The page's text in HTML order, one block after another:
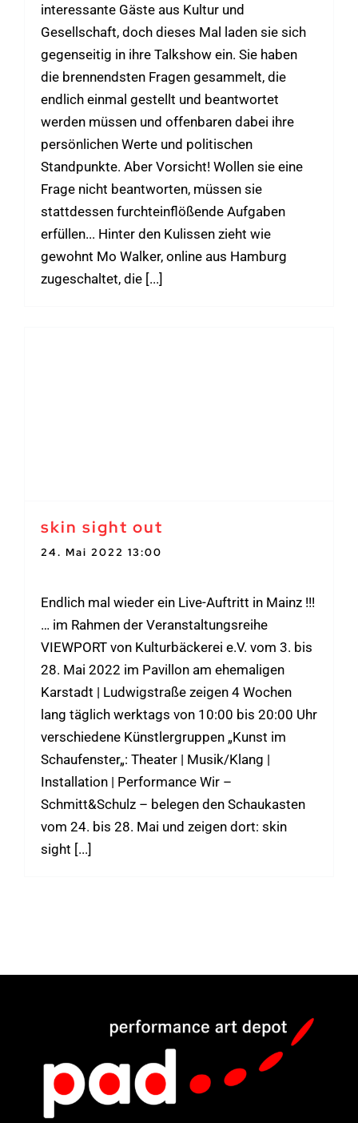
interessante Gäste aus Kultur und
Gesellschaft, doch dieses Mal laden sie sich
gegenseitig in ihre Talkshow ein. Sie haben
die brennendsten Fragen gesammelt, die
endlich einmal gestellt und beantwortet
werden müssen und offenbaren dabei ihre
persönlichen Werte und politischen
Standpunkte. Aber Vorsicht! Wollen sie eine
Frage nicht beantworten, müssen sie
stattdessen furchteinflößende Aufgaben
erfüllen... Hinter den Kulissen zieht wie
gewohnt Mo Walker, online aus Hamburg
zugeschaltet, die [...]
skin sight out
24. Mai 2022 13:00
Endlich mal wieder ein Live-Auftritt in Mainz !!!
… im Rahmen der Veranstaltungsreihe
VIEWPORT von Kulturbäckerei e.V. vom 3. bis
28. Mai 2022 im Pavillon am ehemaligen
Karstadt | Ludwigstraße zeigen 4 Wochen
lang täglich werktags von 10:00 bis 20:00 Uhr
verschiedene Künstlergruppen „Kunst im
Schaufenster„: Theater | Musik/Klang |
Installation | Performance Wir –
Schmitt&Schulz – belegen den Schaukasten
vom 24. bis 28. Mai und zeigen dort: skin
sight [...]